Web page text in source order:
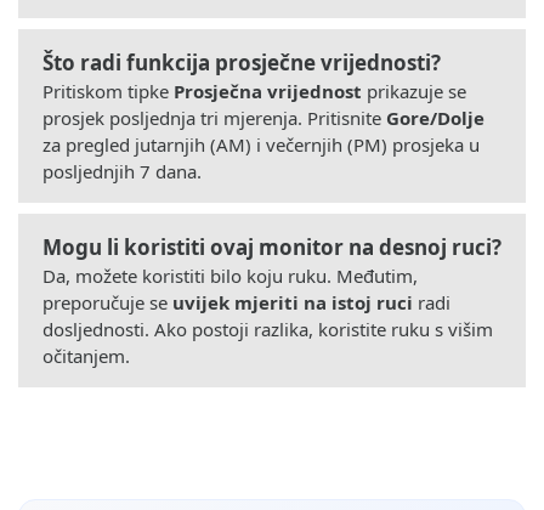
Što radi funkcija prosječne vrijednosti?
Pritiskom tipke Prosječna vrijednost prikazuje se
prosjek posljednja tri mjerenja. Pritisnite Gore/Dolje
za pregled jutarnjih (AM) i večernjih (PM) prosjeka u
posljednjih 7 dana.
Mogu li koristiti ovaj monitor na desnoj ruci?
Da, možete koristiti bilo koju ruku. Međutim,
preporučuje se uvijek mjeriti na istoj ruci radi
dosljednosti. Ako postoji razlika, koristite ruku s višim
očitanjem.